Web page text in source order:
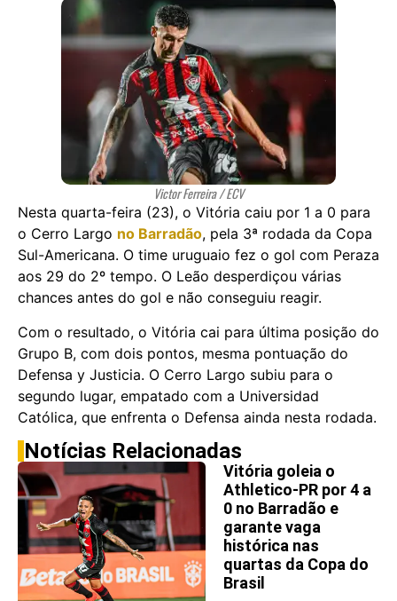
Victor Ferreira / ECV
Nesta quarta-feira (23), o Vitória caiu por 1 a 0 para
o Cerro Largo no Barradão, pela 3ª rodada da Copa
Sul-Americana. O time uruguaio fez o gol com Peraza
aos 29 do 2º tempo. O Leão desperdiçou várias
chances antes do gol e não conseguiu reagir.
Com o resultado, o Vitória cai para última posição do
Grupo B, com dois pontos, mesma pontuação do
Defensa y Justicia. O Cerro Largo subiu para o
segundo lugar, empatado com a Universidad
Católica, que enfrenta o Defensa ainda nesta rodada.
Notícias Relacionadas
Vitória goleia o
Athletico-PR por 4 a
0 no Barradão e
garante vaga
histórica nas
quartas da Copa do
Brasil